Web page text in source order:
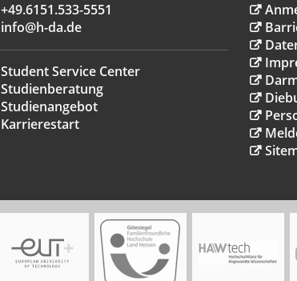
+49.6151.533-5551
info@h-da.de
Student Service Center
Studienberatung
Studienangebot
Karrierestart